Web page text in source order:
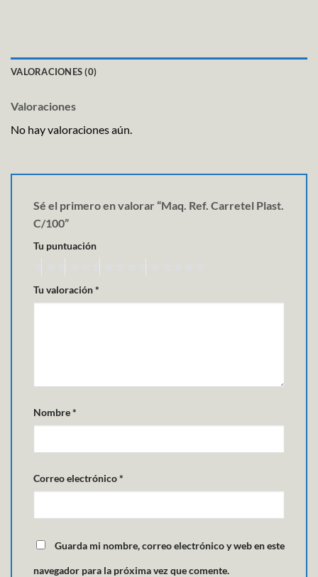
VALORACIONES (0)
Valoraciones
No hay valoraciones aún.
Sé el primero en valorar “Maq. Ref. Carretel Plast.
C/100”
Tu puntuación
Tu valoración*
Nombre*
Correo electrónico*
Guarda mi nombre, correo electrónico y web en este
navegador para la próxima vez que comente.